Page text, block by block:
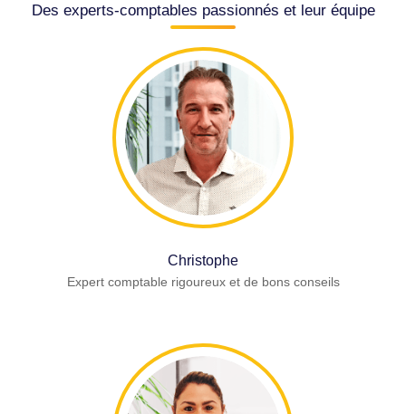
Des experts-comptables passionnés et leur équipe
Christophe
Expert comptable rigoureux et de bons conseils